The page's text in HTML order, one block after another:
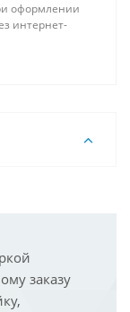
оформлении
интернет-
заказу